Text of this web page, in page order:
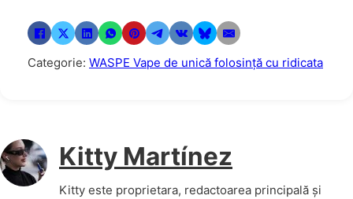
Categorie: WASPE Vape de unică folosință cu ridicata
Kitty Martínez
Kitty este proprietara, redactoarea principală și